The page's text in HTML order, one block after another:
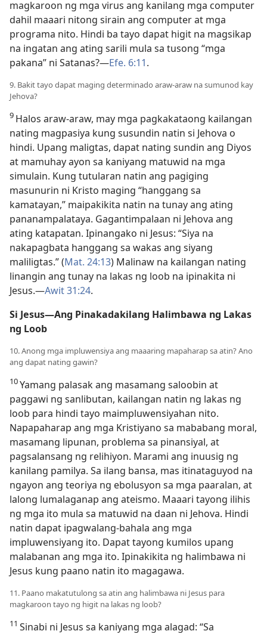
magkaroon ng mga virus ang kanilang mga computer
dahil maaari nitong sirain ang computer at mga
programa nito. Hindi ba tayo dapat higit na magsikap
na ingatan ang ating sarili mula sa tusong “mga
pakana” ni Satanas?​—Efe. 6:11.
9. Bakit tayo dapat maging determinado araw-araw na sumunod kay
Jehova?
9 Halos araw-araw, may mga pagkakataong kailangan
nating magpasiya kung susundin natin si Jehova o
hindi. Upang maligtas, dapat nating sundin ang Diyos
at mamuhay ayon sa kaniyang matuwid na mga
simulain. Kung tutularan natin ang pagiging
masunurin ni Kristo maging “hanggang sa
kamatayan,” maipakikita natin na tunay ang ating
pananampalataya. Gagantimpalaan ni Jehova ang
ating katapatan. Ipinangako ni Jesus: “Siya na
nakapagbata hanggang sa wakas ang siyang
maliligtas.” (Mat. 24:13) Malinaw na kailangan nating
linangin ang tunay na lakas ng loob na ipinakita ni
Jesus.​—Awit 31:24.
Si Jesus​—Ang Pinakadakilang Halimbawa ng Lakas
ng Loob
10. Anong mga impluwensiya ang maaaring mapaharap sa atin? Ano
ang dapat nating gawin?
10Yamang palasak ang masamang saloobin at
paggawi ng sanlibutan, kailangan natin ng lakas ng
loob para hindi tayo maimpluwensiyahan nito.
Napapaharap ang mga Kristiyano sa mababang moral,
masamang lipunan, problema sa pinansiyal, at
pagsalansang ng relihiyon. Marami ang inuusig ng
kanilang pamilya. Sa ilang bansa, mas itinataguyod na
ngayon ang teoriya ng ebolusyon sa mga paaralan, at
lalong lumalaganap ang ateismo. Maaari tayong ilihis
ng mga ito mula sa matuwid na daan ni Jehova. Hindi
natin dapat ipagwalang-bahala ang mga
impluwensiyang ito. Dapat tayong kumilos upang
malabanan ang mga ito. Ipinakikita ng halimbawa ni
Jesus kung paano natin ito magagawa.
11. Paano makatutulong sa atin ang halimbawa ni Jesus para
magkaroon tayo ng higit na lakas ng loob?
11 Sinabi ni Jesus sa kaniyang mga alagad: “Sa